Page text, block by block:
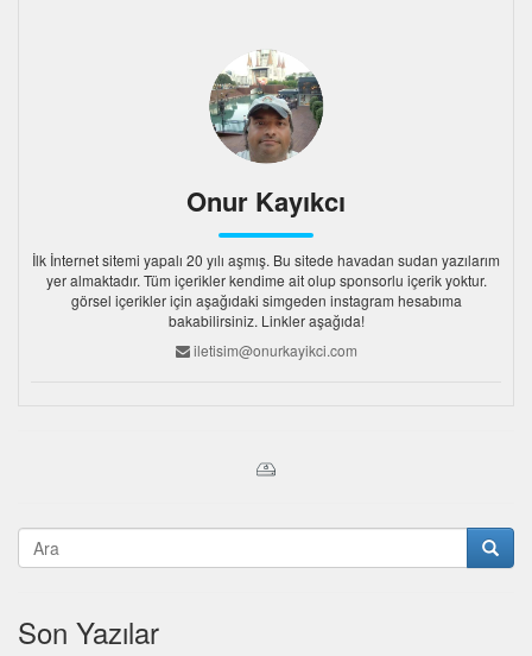
Onur Kayıkcı
İlk İnternet sitemi yapalı 20 yılı aşmış. Bu sitede havadan sudan yazılarım
yer almaktadır. Tüm içerikler kendime ait olup sponsorlu içerik yoktur.
görsel içerikler için aşağıdaki simgeden instagram hesabıma
bakabilirsiniz. Linkler aşağıda!
iletisim@onurkayikci.com
Son Yazılar